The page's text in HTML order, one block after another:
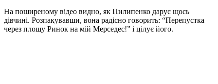
На поширеному вiдео видно, як Пилипенко дарує щось
дiвчинi. Розпакувавши, вона радiсно говорить: “Перепустка
через площу Ринок на мiй Мерседес!” i цiлує його.